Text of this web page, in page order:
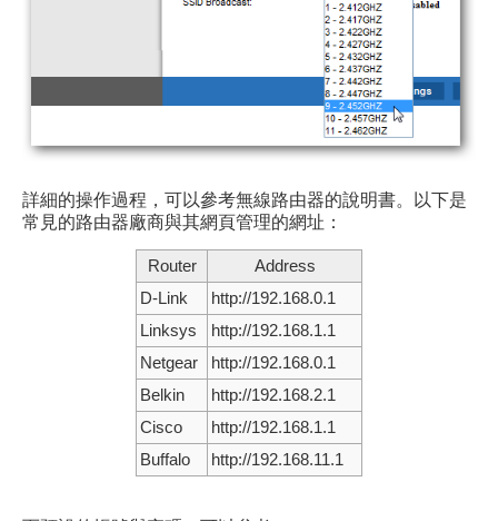
詳細的操作過程，可以參考無線路由器的說明書。以下是
常見的路由器廠商與其網頁管理的網址：
Router
Address
D-Link
http://192.168.0.1
Linksys
http://192.168.1.1
Netgear
http://192.168.0.1
Belkin
http://192.168.2.1
Cisco
http://192.168.1.1
Buffalo
http://192.168.11.1